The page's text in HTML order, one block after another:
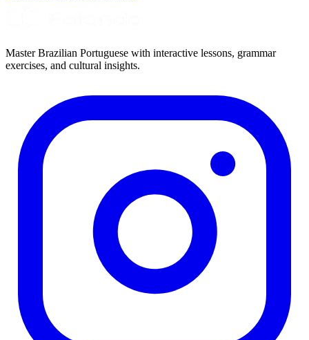
Master Brazilian Portuguese with interactive lessons, grammar
exercises, and cultural insights.